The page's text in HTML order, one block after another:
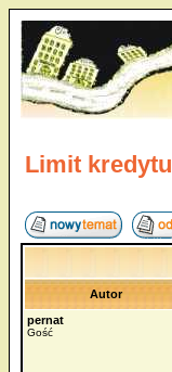
Limit kredytu
Autor
pernat
Gość